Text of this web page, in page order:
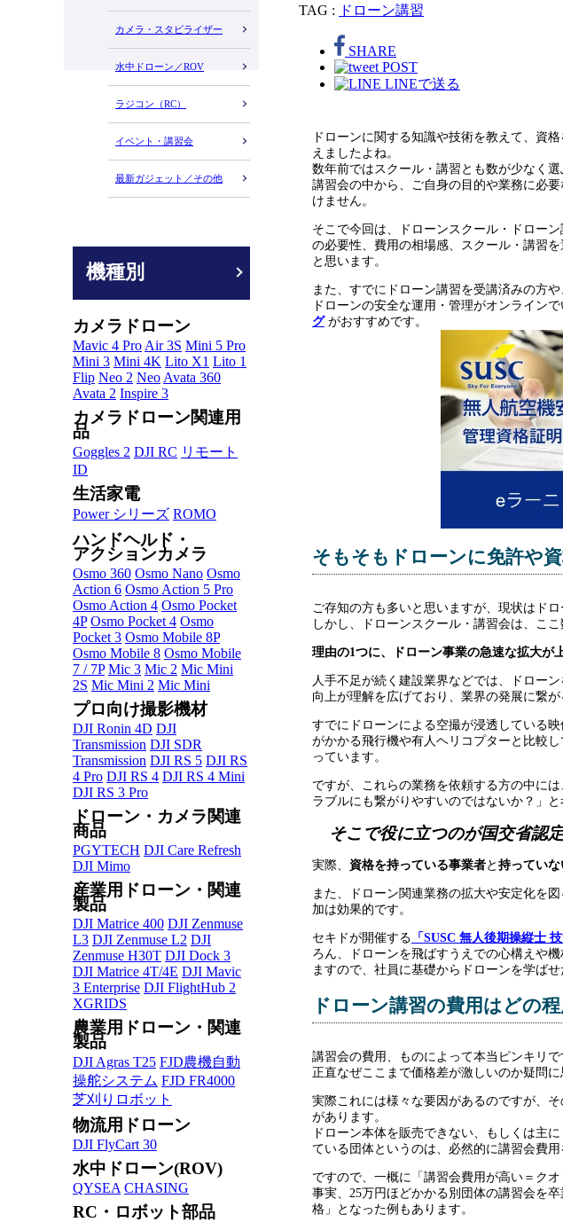
カメラ・スタビライザー
水中ドローン／ROV
ラジコン（RC）
イベント・講習会
最新ガジェット／その他
機種別
カメラドローン
Mavic 4 Pro Air 3S Mini 5 Pro
Mini 3 Mini 4K Lito X1 Lito 1
Flip Neo 2 Neo Avata 360
Avata 2 Inspire 3
カメラドローン関連用
品
Goggles 2 DJI RC リモート
ID
生活家電
Power シリーズ ROMO
ハンドヘルド・
アクションカメラ
Osmo 360 Osmo Nano Osmo
Action 6 Osmo Action 5 Pro
Osmo Action 4 Osmo Pocket
4P Osmo Pocket 4 Osmo
Pocket 3 Osmo Mobile 8P
Osmo Mobile 8 Osmo Mobile
7 / 7P Mic 3 Mic 2 Mic Mini
2S Mic Mini 2 Mic Mini
プロ向け撮影機材
DJI Ronin 4D DJI
Transmission DJI SDR
Transmission DJI RS 5 DJI RS
4 Pro DJI RS 4 DJI RS 4 Mini
DJI RS 3 Pro
ドローン・カメラ関連
商品
PGYTECH DJI Care Refresh
DJI Mimo
産業用ドローン・関連
製品
DJI Matrice 400 DJI Zenmuse
L3 DJI Zenmuse L2 DJI
Zenmuse H30T DJI Dock 3
DJI Matrice 4T/4E DJI Mavic
3 Enterprise DJI FlightHub 2
XGRIDS
農業用ドローン・関連
製品
DJI Agras T25 FJD農機自動
操舵システム FJD FR4000
芝刈りロボット
物流用ドローン
DJI FlyCart 30
水中ドローン(ROV)
QYSEA CHASING
RC・ロボット部品
TAG : ドローン講習
SHARE
POST
LINEで送る
ドローンに関する知識や技術を教えて、資
えましたよね。
数年前ではスクール・講習とも数が少なく
講習会の中から、ご自身の目的や業務に必
けません。
そこで今回は、ドローンスクール・ドロー
の必要性、費用の相場感、スクール・講習
と思います。
また、すでにドローン講習を受講済みの方
ドローンの安全な運用・管理がオンライン
グがおすすめです。
そもそもドローンに免許や
ご存知の方も多いと思いますが、現状はド
しかし、ドローンスクール・講習会は、こ
理由の1つに、ドローン事業の急速な拡大が
人手不足が続く建設業界などでは、ドロー
向上が理解を広げており、業界の発展に繋
すでにドローンによる空撮が浸透している
がかかる飛行機や有人ヘリコプターと比較
っています。
ですが、これらの業務を依頼する方の中に
ラブルにも繋がりやすいのではないか？」
そこで役に立つのが国交省認
実際、 資格を持っている事業者と 持ってい
また、ドローン関連業務の拡大や安定化を
加は効果的です。
セキドが開催する 「SUSC 無人後期操縦士
ろん、ドローンを飛ばすうえでの心構えや
ますので、社員に基礎からドローンを学ば
ドローン講習の費用はどの程
講習会の費用、ものによって本当ピンキリで
正直なぜここまで価格差が激しいのか疑問
実際これには様々な要因があるのですが、そ
があります。
ドローン本体を販売できない、もしくは主
ている団体というのは、必然的に講習会費用
ですので、一概に「講習会費用が高い＝ク
事実、25万円ほどかかる別団体の講習会を
格」となった例もあります。